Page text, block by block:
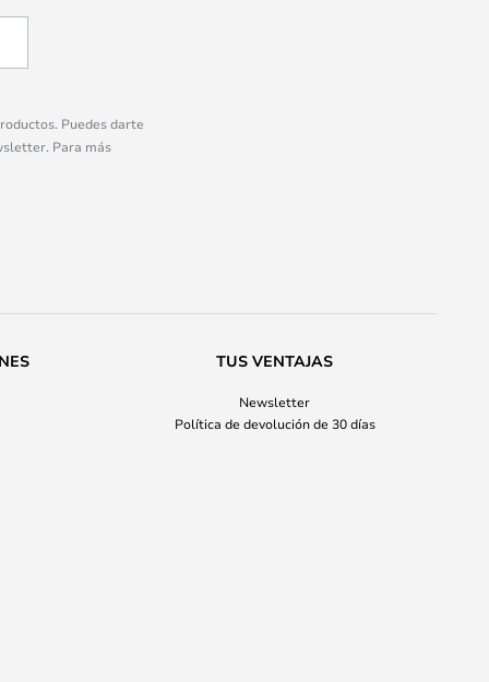
Puedes darte
Para más
TUS VENTAJAS
Newsletter
Política de devolución de 30 días